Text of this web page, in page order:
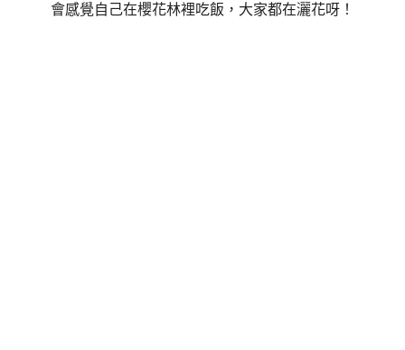
會感覺自己在櫻花林裡吃飯，大家都在灑花呀！